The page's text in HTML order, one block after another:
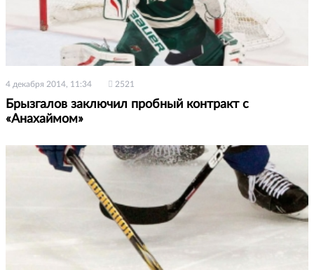
4 декабря 2014, 11:34 2521
Брызгалов заключил пробный контракт с
«Анахаймом»